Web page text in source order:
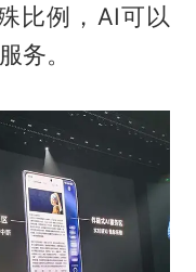
比例，AI可以
务。